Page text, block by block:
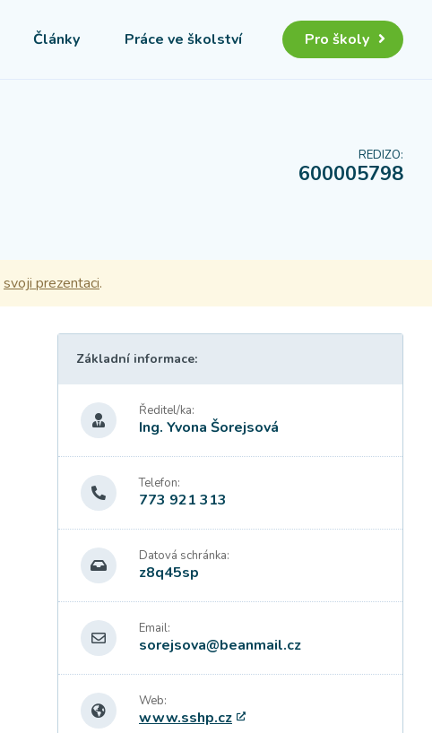
Články Práce ve školství Pro školy
REDIZO:
600005798
svoji prezentaci.
Základní informace:
Ředitel/ka:
Ing. Yvona Šorejsová
Telefon:
773 921 313
Datová schránka:
z8q45sp
Email:
sorejsova@beanmail.cz
Web:
www.sshp.cz